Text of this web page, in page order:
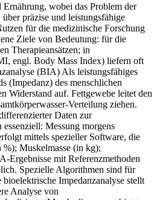
wobei das Problem der
präzise und leistungsfähige
für die medizinische Forschung
Ziele von Bedeutung: für die
Therapieansätzen; in
engl. Body Mass Index) liefern oft
(BIA) Als leistungsfähiges
(Impedanz) des menschlichen
Widerstand auf. Fettgewebe leitet den
ziehen.
Daten zur
Messung morgens
mittels spezieller Software, die
Muskelmasse (in kg);
mit Referenzmethoden
Spezielle Algorithmen sind für
Impedanzanalyse stellt
Analyse von